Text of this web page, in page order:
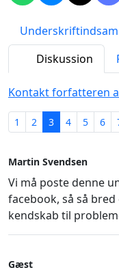
Diskussion
Kontakt forfatteren
1 2 3 4 5 6
Martin Svendsen
Vi må poste denne
facebook, så så
kendskab til
Gæst